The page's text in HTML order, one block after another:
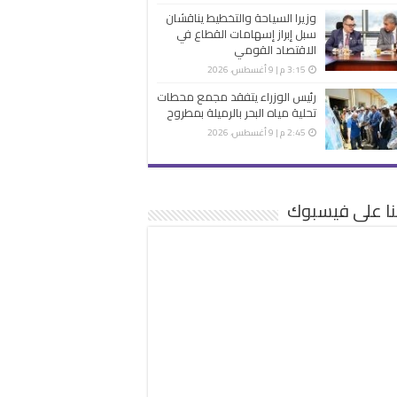
وزيرا السياحة والتخطيط يناقشان
سبل إبراز إسهامات القطاع في
الاقتصاد القومي
3:15 م | 9 أغسطس، 2026
رئيس الوزراء يتفقد مجمع محطات
تحلية مياه البحر بالرميلة بمطروح
2:45 م | 9 أغسطس، 2026
على فيسبوك